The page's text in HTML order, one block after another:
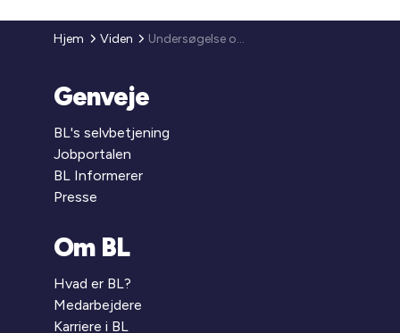
Hjem Viden Undersøgelse om almene boligers repræsentation
Genveje
BL's selvbetjening
Jobportalen
BL Informerer
Presse
Om BL
Hvad er BL?
Medarbejdere
Karriere i BL